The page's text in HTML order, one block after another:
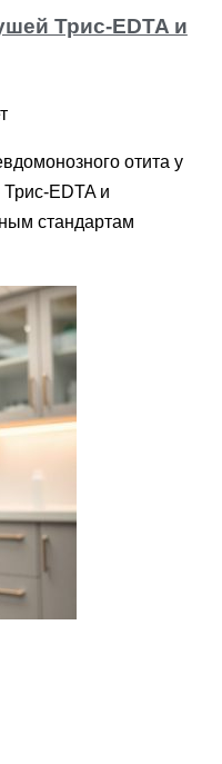
Трис-EDTA и
отита у
EDTA и
стандартам